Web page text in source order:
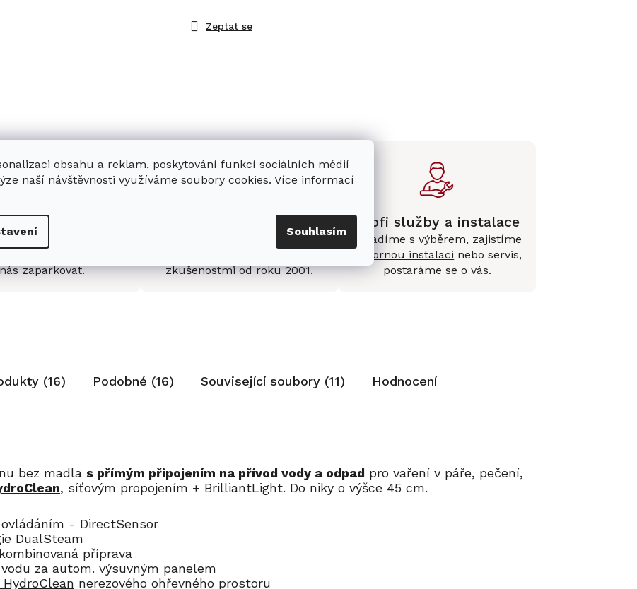
obsahu a reklam, poskytování funkcí sociálních médií
naší návštěvnosti využíváme soubory cookies. Více informací
Souhlasím
Zeptat se
prodejna
showroom
zaparkovat.
Stabilní prodejce
Jsme stabilní prodejce
zkušenostmi od roku 2001.
Profi služby a instalace
Poradíme s výběrem, zajistíme
odbornou instalaci nebo servis,
postaráme se o vás.
(16) Podobné (16) Související soubory (11) Hodnocení
bez madla s přímým připojením na přívod vody a odpad pro vaření v páře, pečení,
, síťovým propojením + BrilliantLight. Do niky o výšce 45 cm.
- DirectSensor
DualSteam
příprava
za autom. výsuvným panelem
nerezového ohřevného prostoru